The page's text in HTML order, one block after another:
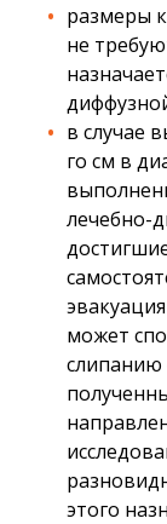
размеры
не
в случае
го см в
лечебно-
может
слипанию
этого